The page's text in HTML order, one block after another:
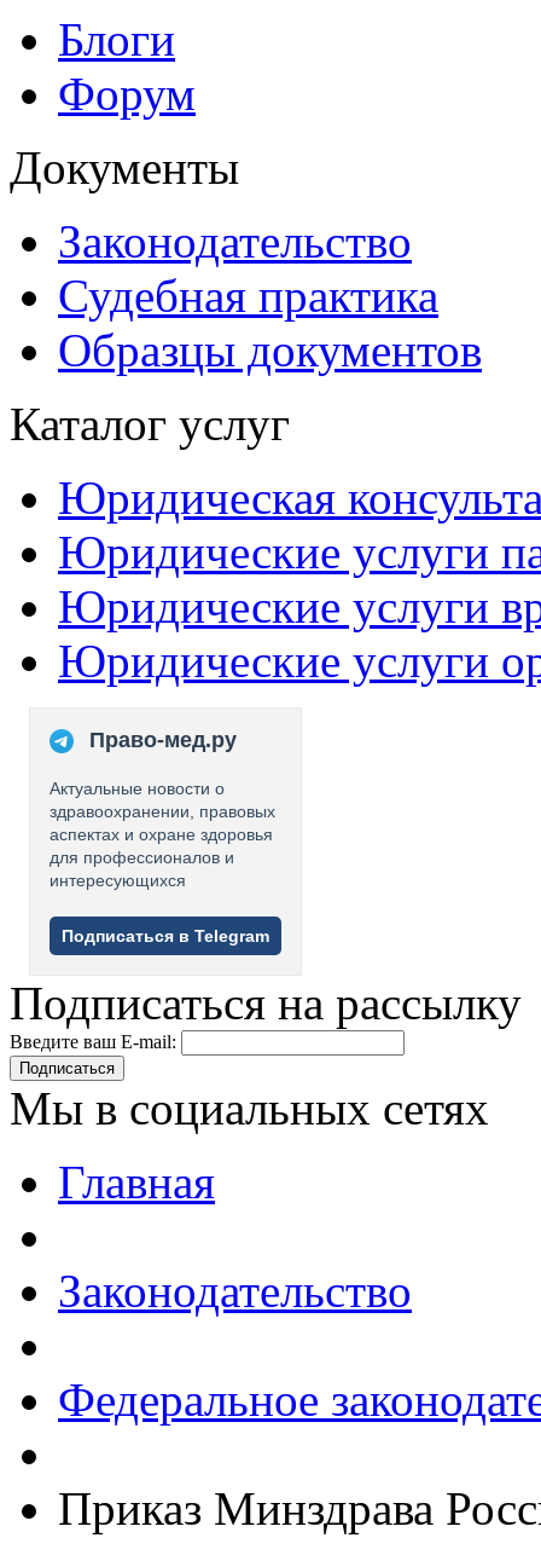
Блоги
Форум
Документы
Законодательство
Судебная практика
Образцы документов
Каталог услуг
Юридическая
Юридические услуги
Юридические услуги
Юридические услуги
Право-мед.ру
Актуальные новости о
здравоохранении, правовых
аспектах и охране здоровья
для профессионалов и
интересующихся
Подписаться в Telegram
Подписаться на рассылку
Введите ваш E-mail:
Подписаться
Мы в социальных сетях
Главная
Законодательство
Федеральное
Приказ Минздрава